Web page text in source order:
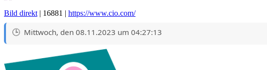
Bild direkt | 16881 | https://www.cio.com/
Mittwoch, den 08.11.2023 um 04:27:13